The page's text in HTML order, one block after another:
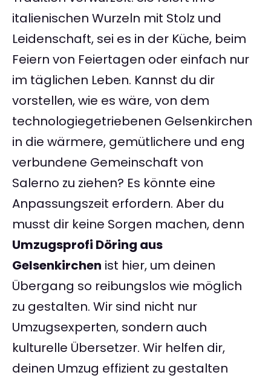
italienischen Wurzeln mit Stolz und
Leidenschaft, sei es in der Küche, beim
Feiern von Feiertagen oder einfach nur
im täglichen Leben. Kannst du dir
vorstellen, wie es wäre, von dem
technologiegetriebenen Gelsenkirchen
in die wärmere, gemütlichere und eng
verbundene Gemeinschaft von
Salerno zu ziehen? Es könnte eine
Anpassungszeit erfordern. Aber du
musst dir keine Sorgen machen, denn
Umzugsprofi Döring aus
Gelsenkirchen ist hier, um deinen
Übergang so reibungslos wie möglich
zu gestalten. Wir sind nicht nur
Umzugsexperten, sondern auch
kulturelle Übersetzer. Wir helfen dir,
deinen Umzug effizient zu gestalten